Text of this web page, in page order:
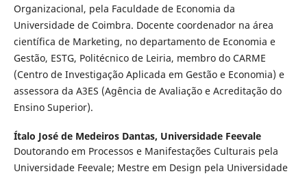
Organizacional, pela Faculdade de Economia da
Universidade de Coimbra. Docente coordenador na área
científica de Marketing, no departamento de Economia e
Gestão, ESTG, Politécnico de Leiria, membro do CARME
(Centro de Investigação Aplicada em Gestão e Economia) e
assessora da A3ES (Agência de Avaliação e Acreditação do
Ensino Superior).
Ítalo José de Medeiros Dantas, Universidade Feevale
Doutorando em Processos e Manifestações Culturais pela
Universidade Feevale; Mestre em Design pela Universidade